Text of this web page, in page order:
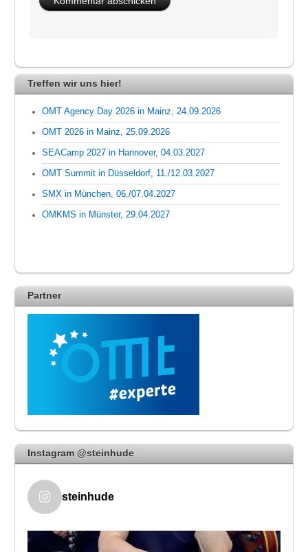
Treffen wir uns hier!
OMT Agency Day 2026 in Mainz, 24.09.2026
OMT 2026 in Mainz, 25.09.2026
SEACamp 2027 in Hannover, 04.03.2027
OMT Summit in Düsseldorf, 11./12.03.2027
SMX in München, 06./07.04.2027
OMKMS in Münster, 29.04.2027
Partner
Instagram @steinhude
steinhude